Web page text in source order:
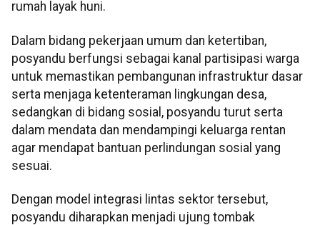
rumah layak huni.
Dalam bidang pekerjaan umum dan ketertiban,
posyandu berfungsi sebagai kanal partisipasi warga
untuk memastikan pembangunan infrastruktur dasar
serta menjaga ketenteraman lingkungan desa,
sedangkan di bidang sosial, posyandu turut serta
dalam mendata dan mendampingi keluarga rentan
agar mendapat bantuan perlindungan sosial yang
sesuai.
Dengan model integrasi lintas sektor tersebut,
posyandu diharapkan menjadi ujung tombak